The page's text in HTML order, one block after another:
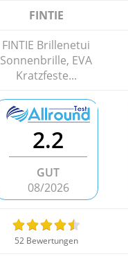
FINTIE
FINTIE Brillenetui
Sonnenbrille, EVA
Kratzfeste...
2.2
GUT
08/2026
52 Bewertungen